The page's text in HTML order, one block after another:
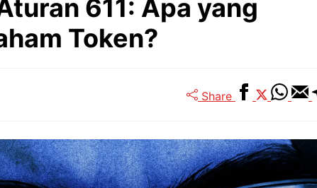
611: Apa yang
Token?
Share